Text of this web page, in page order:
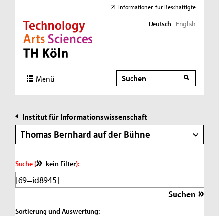
Direkt zur Hauptnavigation
Direkt zur Subnavigation
Direkt zum Inhalt
Direkt zum Fußbereich
Informationen für Beschäftigte
Deutsch English
Menü Suche
Suche
Institut für Informationswissenschaft
Thomas Bernhard auf der Bühne
Suche ( kein Filter):
Sortierung und Auswertung: